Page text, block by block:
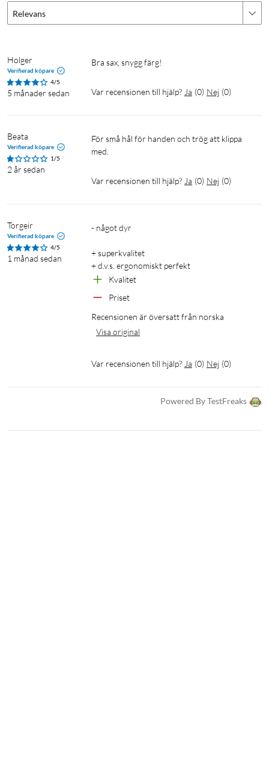
Relevans
Holger
Verifierad köpare
4/5
5 månader sedan
Bra sax, snygg färg!
Var recensionen till hjälp? Ja (0) Nej (0)
Beata
Verifierad köpare
1/5
2 år sedan
För små hål för handen och trög att klippa
med.
Var recensionen till hjälp? Ja (0) Nej (0)
Torgeir
Verifierad köpare
4/5
1 månad sedan
- något dyr
+ superkvalitet
+ d.v.s. ergonomiskt perfekt
Kvalitet
Priset
Recensionen är översatt från norska
Visa original
Var recensionen till hjälp? Ja (0) Nej (0)
Powered By TestFreaks